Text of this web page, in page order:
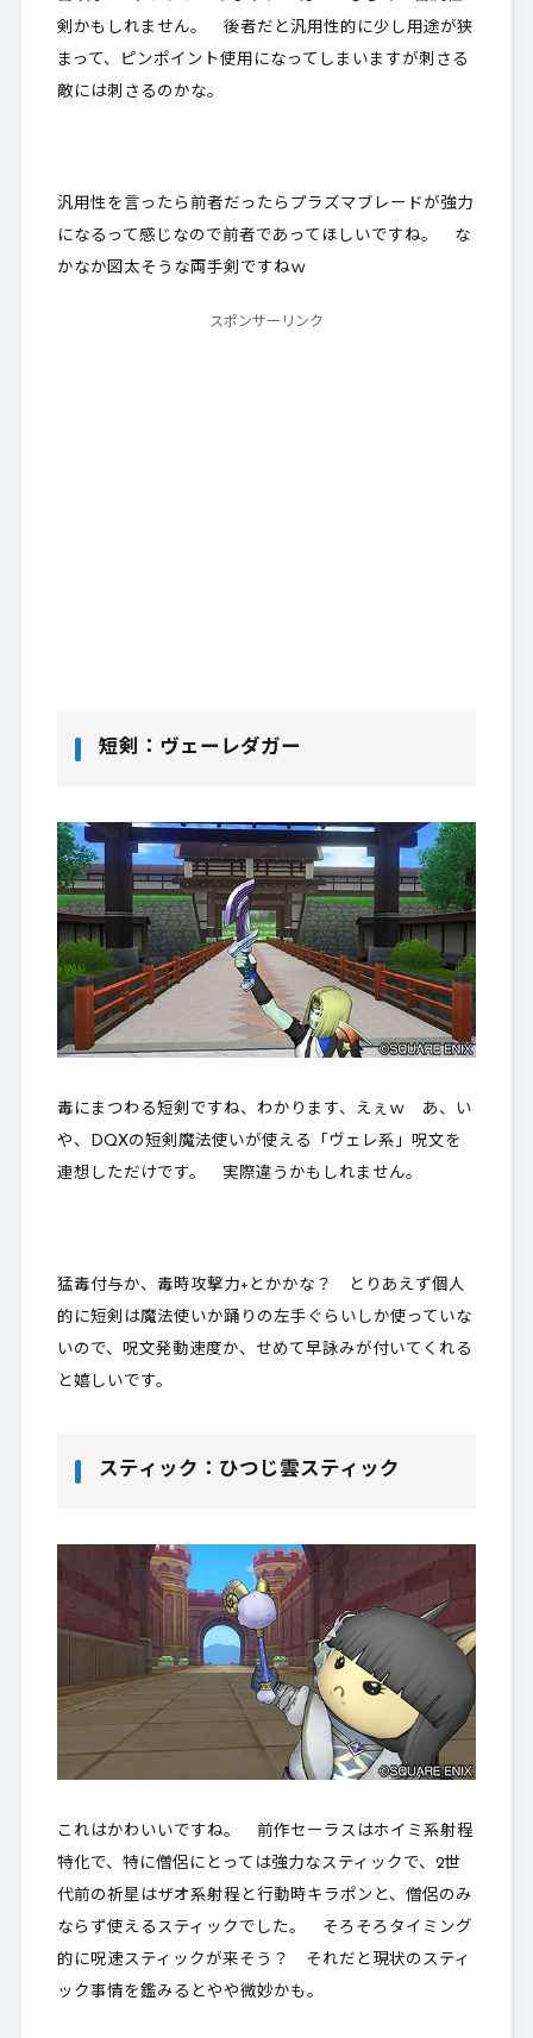
剣かもしれません。 後者だと汎用性的に少し用途が狭
まって、ピンポイント使用になってしまいますが刺さる
敵には刺さるのかな。
汎用性を言ったら前者だったらプラズマブレードが強力
になるって感じなので前者であってほしいですね。 な
かなか図太そうな両手剣ですねｗ
スポンサーリンク
短剣：ヴェーレダガー
毒にまつわる短剣ですね、わかります、えぇｗ あ、い
や、DQXの短剣魔法使いが使える「ヴェレ系」呪文を
連想しただけです。 実際違うかもしれません。
猛毒付与か、毒時攻撃力+とかかな？ とりあえず個人
的に短剣は魔法使いか踊りの左手ぐらいしか使っていな
いので、呪文発動速度か、せめて早詠みが付いてくれる
と嬉しいです。
スティック：ひつじ雲スティック
これはかわいいですね。 前作セーラスはホイミ系射程
特化で、特に僧侶にとっては強力なスティックで、2世
代前の祈星はザオ系射程と行動時キラポンと、僧侶のみ
ならず使えるスティックでした。 そろそろタイミング
的に呪速スティックが来そう？ それだと現状のスティ
ック事情を鑑みるとやや微妙かも。